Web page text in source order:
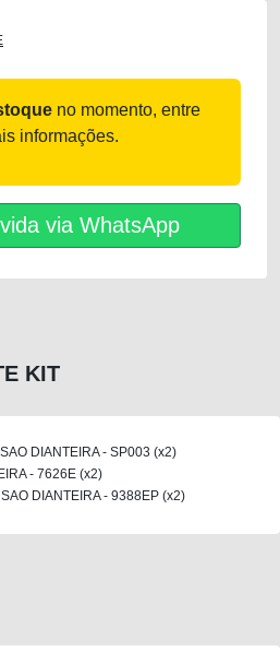
no momento, entre
informações.
via WhatsApp
KIT
DIANTEIRA - SP003 (x2)
- 7626E (x2)
DIANTEIRA - 9388EP (x2)